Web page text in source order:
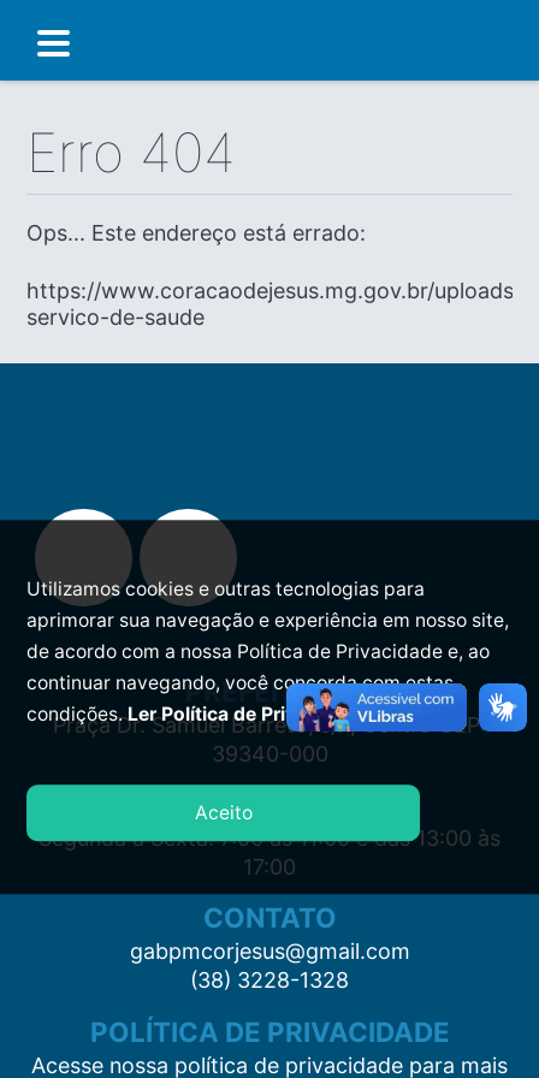
Erro 404
Ops... Este endereço está errado:
https://www.coracaodejesus.mg.gov.br/uploads/
servico-de-saude
PREFEITURA
Praça Dr. Samuel Barreto, s/n, Centro CEP:
39340-000
ATENDIMENTO
Segunda à Sexta: 7:00 às 11:00 e das 13:00 às
17:00
CONTATO
gabpmcorjesus@gmail.com
(38) 3228-1328
POLÍTICA DE PRIVACIDADE
Acesse nossa política de privacidade para mais
Utilizamos cookies e outras tecnologias para
aprimorar sua navegação e experiência em nosso site,
de acordo com a nossa Política de Privacidade e, ao
continuar navegando, você concorda com estas
condições.Ler Política de Privacidade.
Aceito